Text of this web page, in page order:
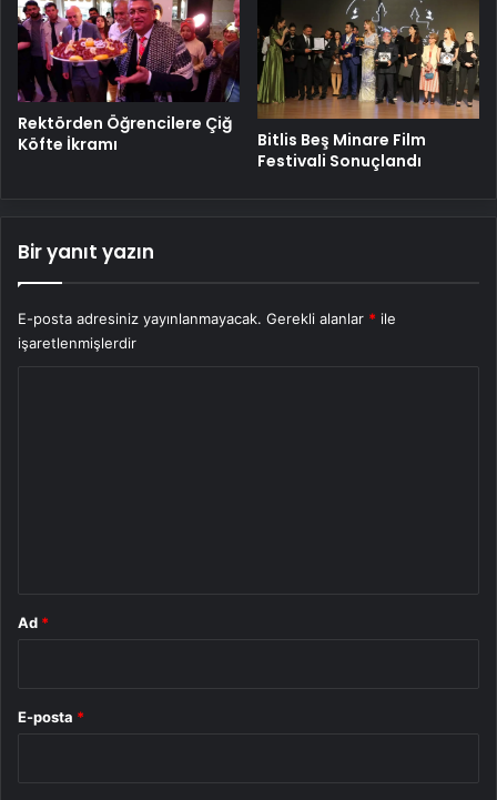
Rektörden Öğrencilere Çiğ
Köfte İkramı
Bitlis Beş Minare Film
Festivali Sonuçlandı
Bir yanıt yazın
E-posta adresiniz yayınlanmayacak. Gerekli alanlar * ile
işaretlenmişlerdir
Ad *
E-posta *